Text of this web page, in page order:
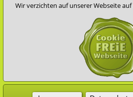
Wir verzichten auf unserer Webseite